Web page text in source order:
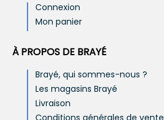
Connexion
Mon panier
À PROPOS DE BRAYÉ
Brayé, qui sommes-nous ?
Les magasins Brayé
Livraison